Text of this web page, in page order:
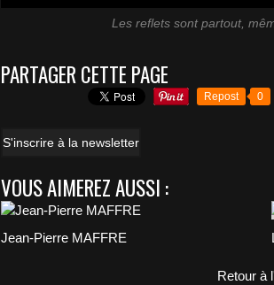
Les reflets sont partout,
PARTAGER CETTE PAGE
Repost 0
S'inscrire à la newsletter
VOUS AIMEREZ AUSSI :
Jean-Pierre MAFFRE
Retour à